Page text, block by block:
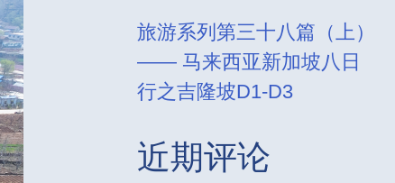
旅游系列第三十八篇（上）
—— 马来西亚新加坡八日
行之吉隆坡D1-D3
近期评论